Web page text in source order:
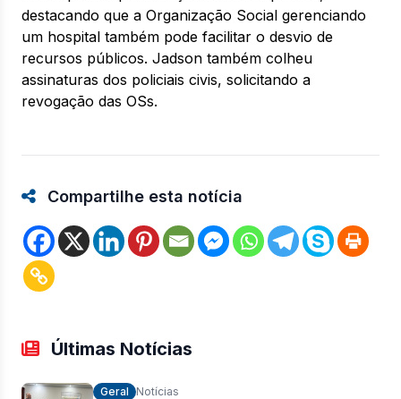
destacando que a Organização Social gerenciando
um hospital também pode facilitar o desvio de
recursos públicos. Jadson também colheu
assinaturas dos policiais civis, solicitando a
revogação das OSs.
Compartilhe esta notícia
Últimas Notícias
Geral Notícias